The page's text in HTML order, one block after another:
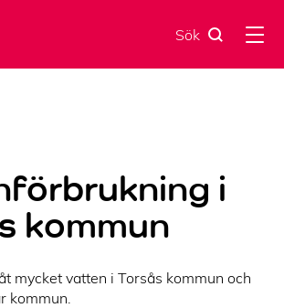
Sök
i
kommun
mycket vatten i Torsås kommun och
kommun.